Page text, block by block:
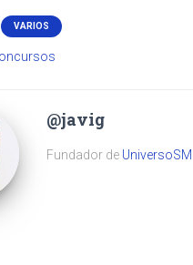
VARIOS
@javig
Fundador de UniversoSM